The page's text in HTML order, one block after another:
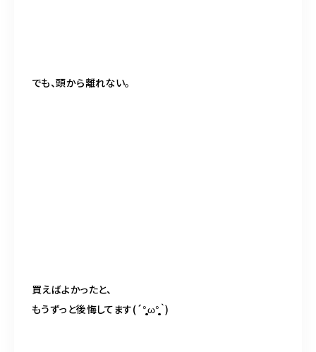
でも、頭から離れない。
買えばよかったと、
もうずっと後悔してます(´°̥̥̥̥̥̥̥̥ω°̥̥̥̥̥̥̥̥ ｀)